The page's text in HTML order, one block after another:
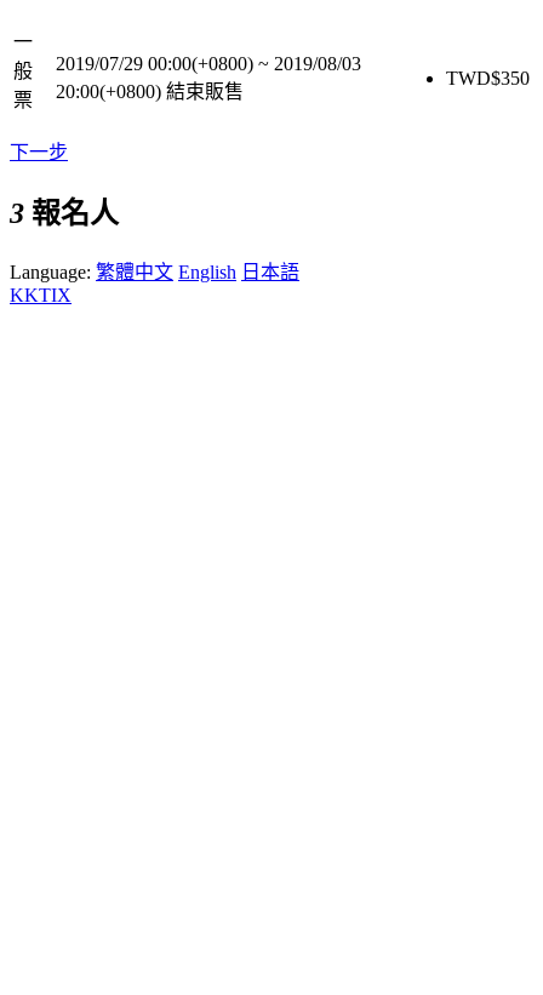
一
般
票
2019/07/29 00:00(+0800) ~ 2019/08/03
20:00(+0800) 結束販售
TWD$350
下一步
3 報名人
Language: 繁體中文 English 日本語
KKTIX